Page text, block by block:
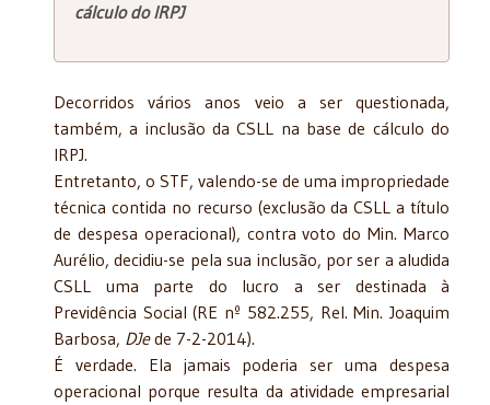
cálculo do IRPJ
Decorridos vários anos veio a ser questionada,
também, a inclusão da CSLL na base de cálculo do
IRPJ.
Entretanto, o STF, valendo-se de uma impropriedade
técnica contida no recurso (exclusão da CSLL a título
de despesa operacional), contra voto do Min. Marco
Aurélio, decidiu-se pela sua inclusão, por ser a aludida
CSLL uma parte do lucro a ser destinada à
Previdência Social (RE nº 582.255, Rel. Min. Joaquim
Barbosa, DJede 7-2-2014).
É verdade. Ela jamais poderia ser uma despesa
operacional porque resulta da atividade empresarial